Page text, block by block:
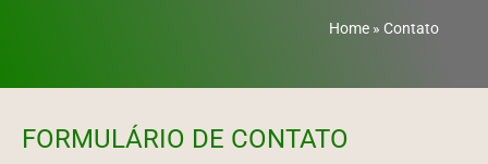
Home » Contato
FORMULÁRIO DE CONTATO